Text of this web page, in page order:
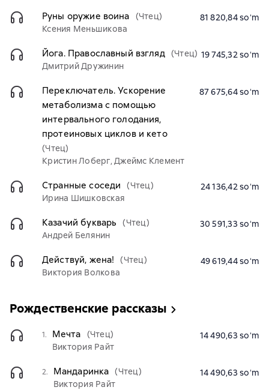
Руны оружие воина
(Чтец)
Ксения Меньшикова
81 820,84 soʻm
Йога. Православный взгляд (Чтец)
Дмитрий Дружинин
19 745,32 soʻm
Переключатель. Ускорение
метаболизма с помощью
интервального голодания,
протеиновых циклов и кето
(Чтец)
Кристин Лоберг, Джеймс Клемент
87 675,64 soʻm
Странные соседи
(Чтец)
Ирина Шишковская
24 136,42 soʻm
Казачий букварь
(Чтец)
Андрей Белянин
30 591,33 soʻm
Действуй, жена!
(Чтец)
Виктория Волкова
49 619,44 soʻm
Рождественские рассказы
1. Мечта
(Чтец)
Виктория Райт
14 490,63 soʻm
2. Мандаринка (Чтец)
Виктория Райт
14 490,63 soʻm